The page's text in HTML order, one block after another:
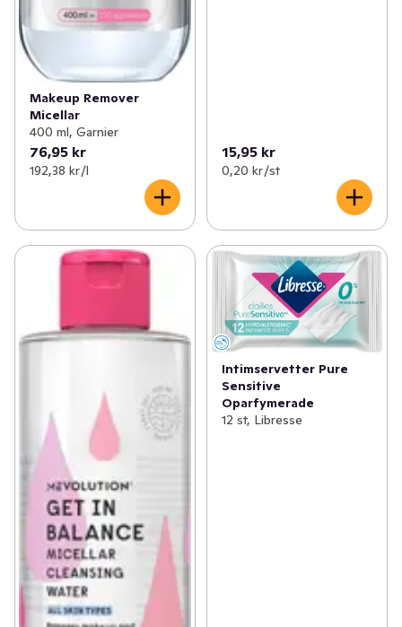
Makeup Remover
Micellar
400 ml, Garnier
76,95 kr
192,38 kr /l
15,95 kr
0,20 kr /st
Intimservetter Pure
Sensitive
Oparfymerade
12 st, Libresse